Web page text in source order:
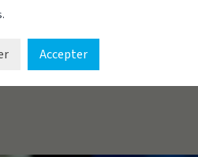
ISLANDAIS
Accepter